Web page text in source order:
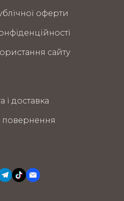
оферти
сайту
і доставка
повернення